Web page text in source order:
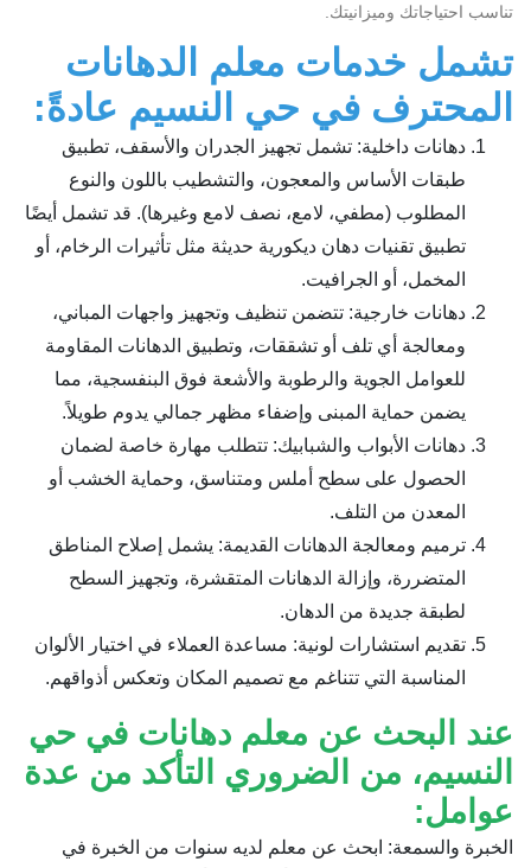
تناسب احتياجاتك وميزانيتك.
تشمل خدمات معلم الدهانات
المحترف في حي النسيم عادةً:
دهانات داخلية: تشمل تجهيز الجدران والأسقف، تطبيق
طبقات الأساس والمعجون، والتشطيب باللون والنوع
المطلوب (مطفي، لامع، نصف لامع وغيرها). قد تشمل أيضًا
تطبيق تقنيات دهان ديكورية حديثة مثل تأثيرات الرخام، أو
المخمل، أو الجرافيت.
دهانات خارجية: تتضمن تنظيف وتجهيز واجهات المباني،
ومعالجة أي تلف أو تشققات، وتطبيق الدهانات المقاومة
للعوامل الجوية والرطوبة والأشعة فوق البنفسجية، مما
يضمن حماية المبنى وإضفاء مظهر جمالي يدوم طويلاً.
دهانات الأبواب والشبابيك: تتطلب مهارة خاصة لضمان
الحصول على سطح أملس ومتناسق، وحماية الخشب أو
المعدن من التلف.
ترميم ومعالجة الدهانات القديمة: يشمل إصلاح المناطق
المتضررة، وإزالة الدهانات المتقشرة، وتجهيز السطح
لطبقة جديدة من الدهان.
تقديم استشارات لونية: مساعدة العملاء في اختيار الألوان
المناسبة التي تتناغم مع تصميم المكان وتعكس أذواقهم.
عند البحث عن معلم دهانات في حي
النسيم، من الضروري التأكد من عدة
عوامل:
الخبرة والسمعة: ابحث عن معلم لديه سنوات من الخبرة في